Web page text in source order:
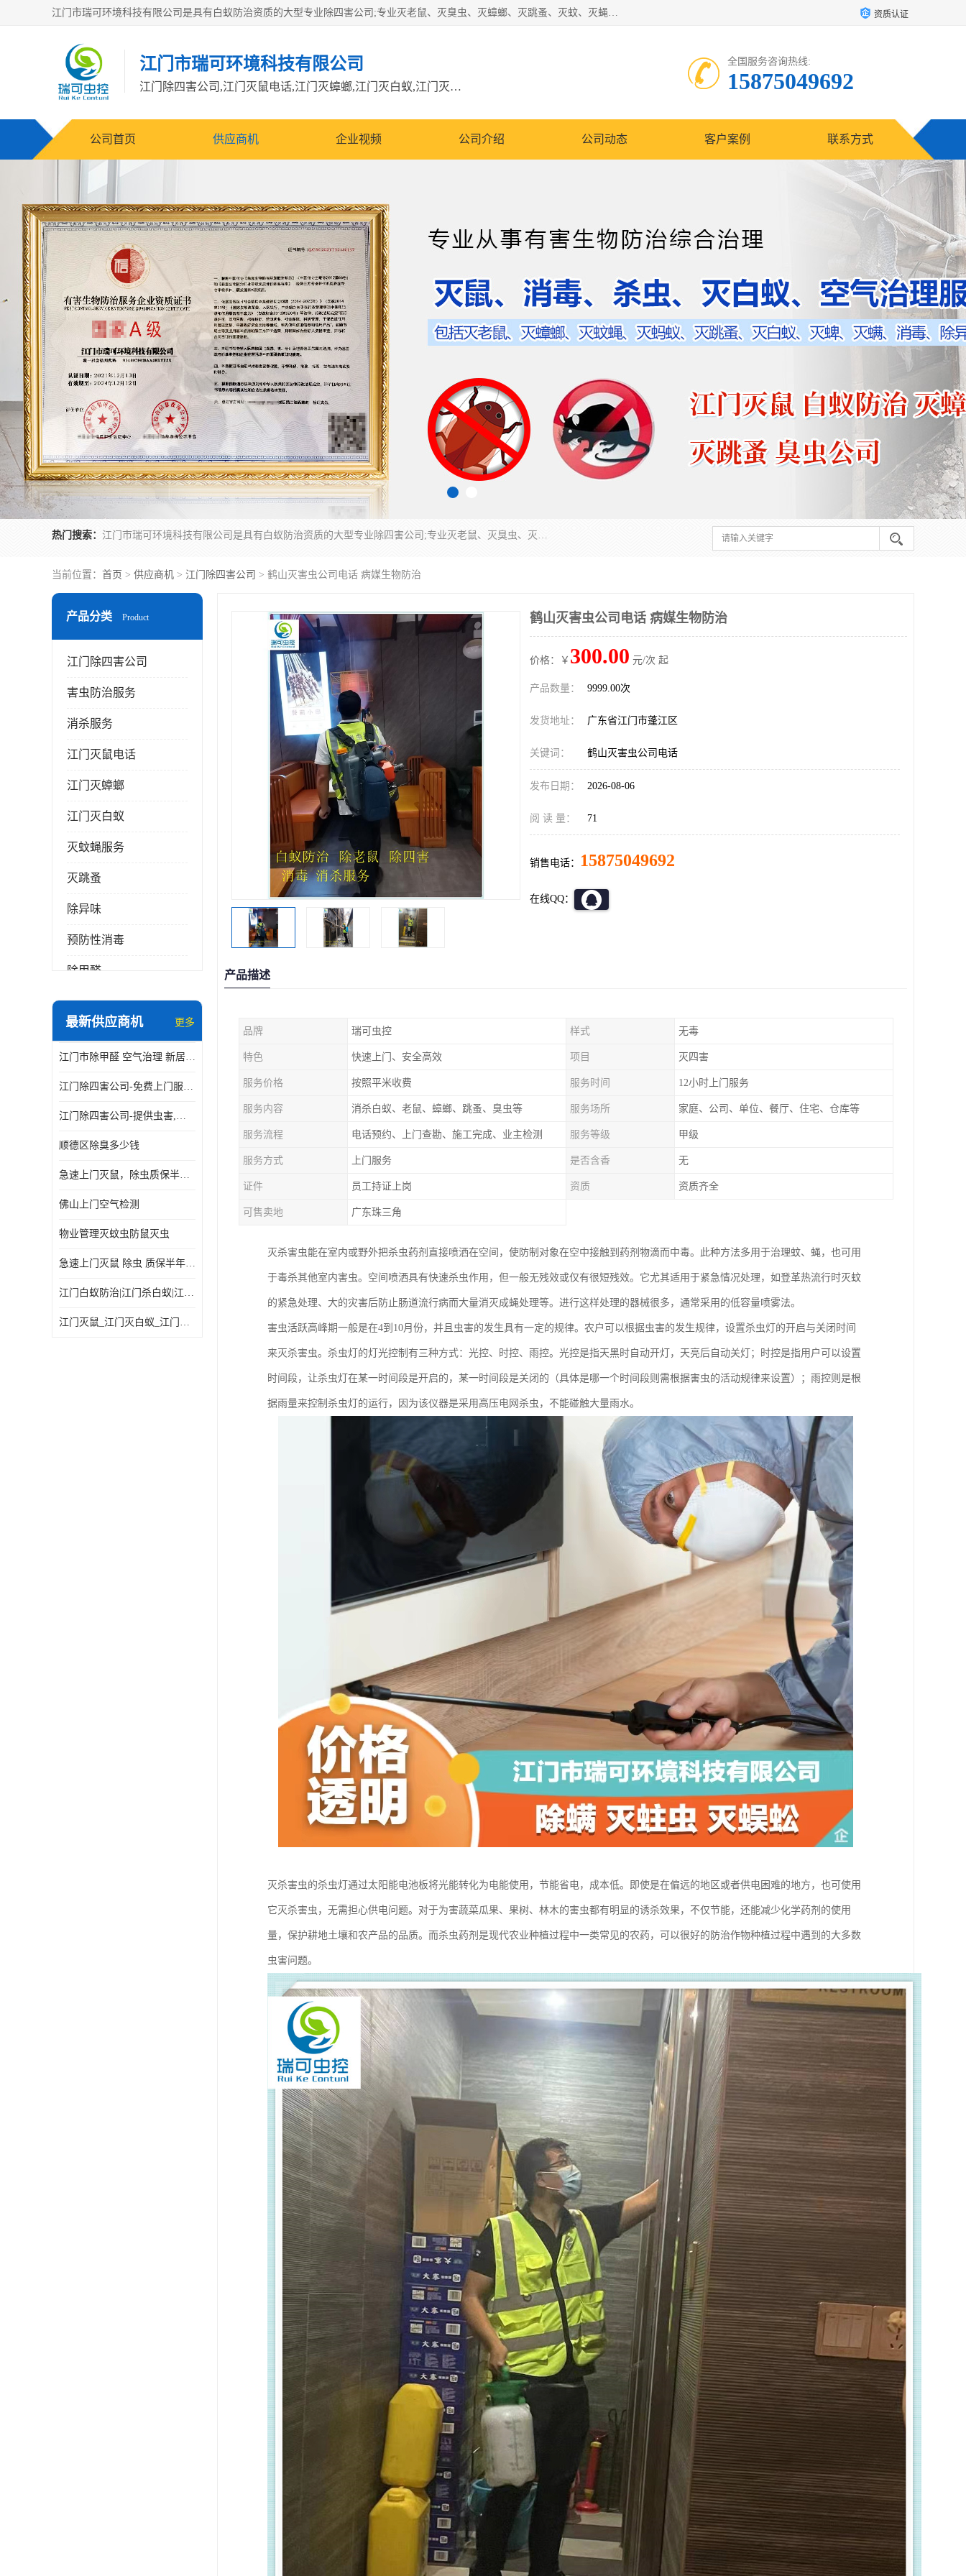
江门市瑞可环境科技有限公司是具有白蚁防治资质的大型专业除四害公司;专业灭老鼠、灭臭虫、灭蟑螂、灭跳蚤、灭蚊、灭蝇、灭白蚁、防蛇等各种害虫的防治。经过多年的努力，公司发展成为集PCO研究、生物制药、害虫防治于一体的专业杀虫灭鼠公司。 资质认证
江门市瑞可环境科技有限公司
江门除四害公司,江门灭鼠电话,江门灭蟑螂,江门灭白蚁,江门灭鼠江门
全国服务咨询热线:
15875049692
公司首页 供应商机 企业视频 公司介绍 公司动态 客户案例 联系方式
热门搜索： 江门市瑞可环境科技有限公司是具有白蚁防治资质的大型专业除四害公司;专业灭老鼠、灭臭虫、灭蟑螂、灭跳蚤、灭蚊、灭蝇、灭白蚁、防蛇等各种害虫的防治。经过多年的努力，公司发展成为集PCO研究、生物制药、害虫防治于一体的专业杀虫灭鼠公司。
当前位置： 首页 > 供应商机 > 江门除四害公司 > 鹤山灭害虫公司电话 病媒生物防治
产品分类 Product
江门除四害公司
害虫防治服务
消杀服务
江门灭鼠电话
江门灭蟑螂
江门灭白蚁
灭蚊蝇服务
灭跳蚤
除异味
预防性消毒
除甲醛
最新供应商机 更多
江门市除甲醛 空气治理 新居除异味 除苯 装修后异味清除
江门除四害公司-免费上门服务-随叫随到
江门除四害公司-提供虫害,病毒等全面消杀服务
顺德区除臭多少钱
急速上门灭鼠，除虫质保半年，白蚁、跳蚤、臭虫、蟑螂、德国小镰
佛山上门空气检测
物业管理灭蚊虫防鼠灭虫
急速上门灭鼠 除虫 质保半年 白蚁 跳蚤 臭虫 蟑螂 德国小镰
江门白蚁防治|江门杀白蚁|江门杀虫灭鼠|江门灭白蚁|
江门灭鼠_江门灭白蚁_江门灭蟑螂
鹤山灭害虫公司电话 病媒生物防治
价格：￥ 300.00 元/次 起
产品数量： 9999.00次
发货地址： 广东省江门市蓬江区
关键词： 鹤山灭害虫公司电话
发布日期： 2026-08-06
阅 读 量： 71
销售电话： 15875049692
在线QQ：
产品描述
品牌 瑞可虫控 样式 无毒
特色 快速上门、安全高效 项目 灭四害
服务价格 按照平米收费 服务时间 12小时上门服务
服务内容 消杀白蚁、老鼠、蟑螂、跳蚤、臭虫等 服务场所 家庭、公司、单位、餐厅、住宅、仓库等
服务流程 电话预约、上门查勘、施工完成、业主检测 服务等级 甲级
服务方式 上门服务 是否含香 无
证件 员工持证上岗 资质 资质齐全
可售卖地 广东珠三角
灭杀害虫能在室内或野外把杀虫药剂直接喷洒在空间，使防制对象在空中接触到药剂物滴而中毒。此种方法多用于治理蚊、蝇，也可用
于毒杀其他室内害虫。空间喷洒具有快速杀虫作用，但一般无残效或仅有很短残效。它尤其适用于紧急情况处理，如登革热流行时灭蚊
的紧急处理、大的灾害后防止肠道流行病而大量消灭成蝇处理等。进行这样处理的器械很多，通常采用的低容量喷雾法。
害虫活跃高峰期一般是在4到10月份，并且虫害的发生具有一定的规律。农户可以根据虫害的发生规律，设置杀虫灯的开启与关闭时间
来灭杀害虫。杀虫灯的灯光控制有三种方式：光控、时控、雨控。光控是指天黑时自动开灯，天亮后自动关灯；时控是指用户可以设置
时间段，让杀虫灯在某一时间段是开启的，某一时间段是关闭的（具体是哪一个时间段则需根据害虫的活动规律来设置）；雨控则是根
据雨量来控制杀虫灯的运行，因为该仪器是采用高压电网杀虫，不能碰触大量雨水。
灭杀害虫的杀虫灯通过太阳能电池板将光能转化为电能使用，节能省电，成本低。即使是在偏远的地区或者供电困难的地方，也可使用
它灭杀害虫，无需担心供电问题。对于为害蔬菜瓜果、果树、林木的害虫都有明显的诱杀效果，不仅节能，还能减少化学药剂的使用
量，保护耕地土壤和农产品的品质。而杀虫药剂是现代农业种植过程中一类常见的农药，可以很好的防治作物种植过程中遇到的大多数
虫害问题。